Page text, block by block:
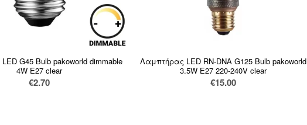
G45 Bulb pakoworld dimmable
4W E27 clear
€2.70
Λαμπτήρας LED RN-DNA G125 Bulb pakoworld
3.5W E27 220-240V clear
€15.00